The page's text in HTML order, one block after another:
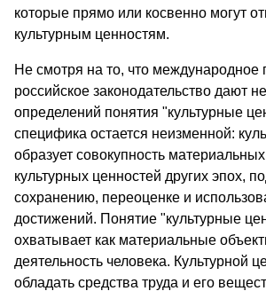
которые прямо или косвенно могут
культурным ценностям.
Не смотря на то, что международное
российское законодательство дают
определений понятия "культурные
специфика остается неизменной:
образует совокупность
культурных ценностей других эпох,
сохранению, переоценке и
достижений. Понятие "культурные
охватывает как материальные
деятельность человека. Культурной
обладать средства труда и его